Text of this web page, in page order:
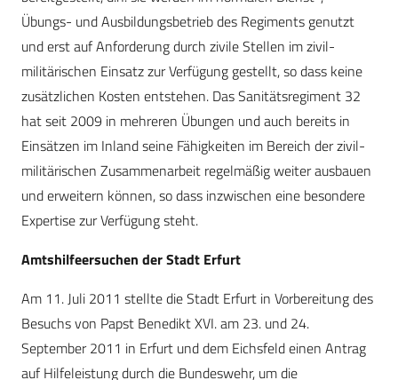
Übungs- und Ausbildungsbetrieb des Regiments genutzt
und erst auf Anforderung durch zivile Stellen im zivil-
militärischen Einsatz zur Verfügung gestellt, so dass keine
zusätzlichen Kosten entstehen. Das Sanitätsregiment 32
hat seit 2009 in mehreren Übungen und auch bereits in
Einsätzen im Inland seine Fähigkeiten im Bereich der zivil-
militärischen Zusammenarbeit regelmäßig weiter ausbauen
und erweitern können, so dass inzwischen eine besondere
Expertise zur Verfügung steht.
Amtshilfeersuchen der Stadt Erfurt
Am 11. Juli 2011 stellte die Stadt Erfurt in Vorbereitung des
Besuchs von Papst Benedikt XVI. am 23. und 24.
September 2011 in Erfurt und dem Eichsfeld einen Antrag
auf Hilfeleistung durch die Bundeswehr, um die